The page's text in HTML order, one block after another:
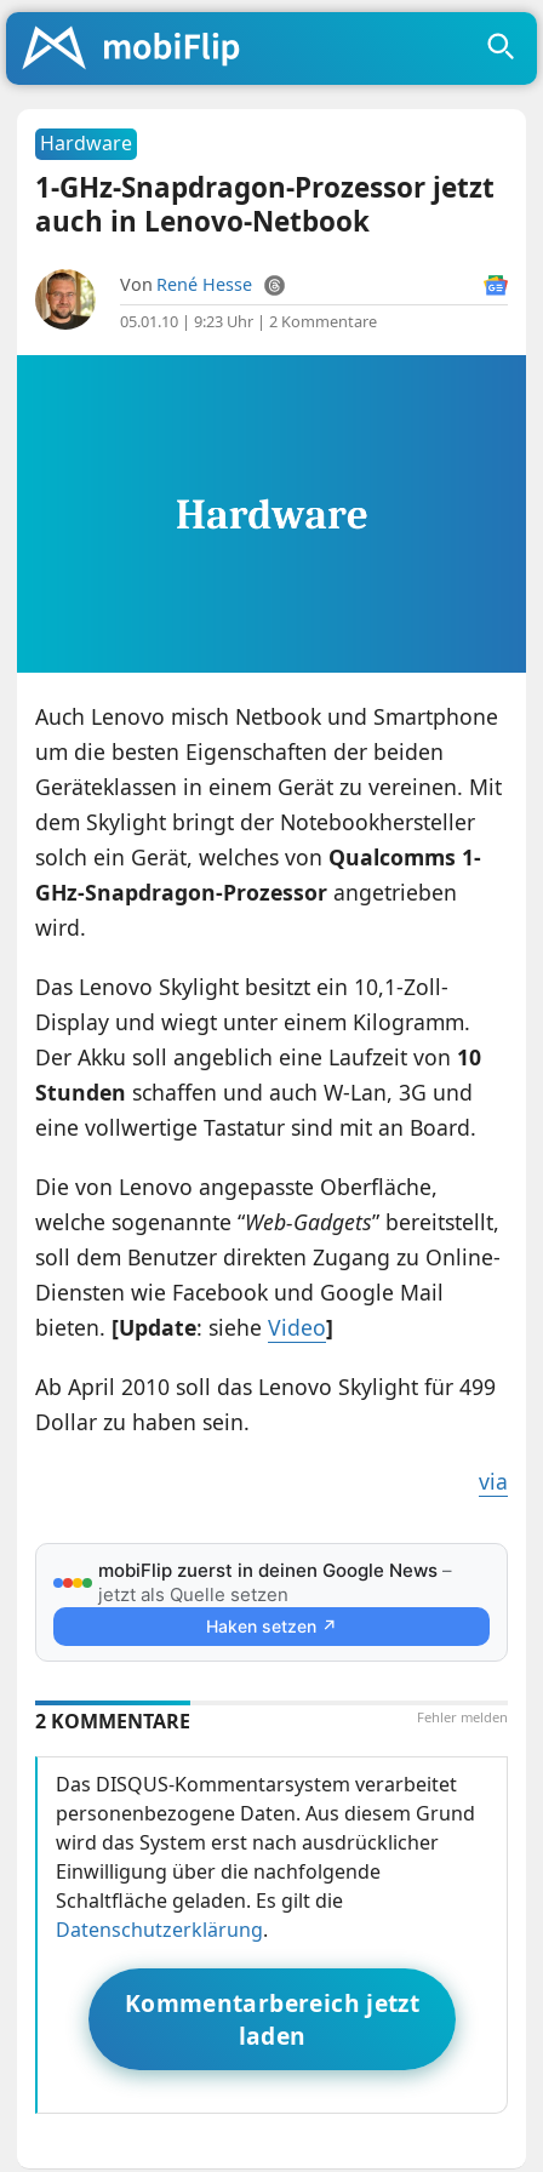
Hardware
1-GHz-Snapdragon-Prozessor jetzt
auch in Lenovo-Netbook
Von René Hesse
05.01.10 | 9:23 Uhr |2 Kommentare
Auch Lenovo misch Netbook und Smartphone
um die besten Eigenschaften der beiden
Geräteklassen in einem Gerät zu vereinen. Mit
dem Skylight bringt der Notebookhersteller
solch ein Gerät, welches von Qualcomms 1-
GHz-Snapdragon-Prozessor angetrieben
wird.
Das Lenovo Skylight besitzt ein 10,1-Zoll-
Display und wiegt unter einem Kilogramm.
Der Akku soll angeblich eine Laufzeit von 10
Stunden schaffen und auch W-Lan, 3G und
eine vollwertige Tastatur sind mit an Board.
Die von Lenovo angepasste Oberfläche,
welche sogenannte “Web-Gadgets” bereitstellt,
soll dem Benutzer direkten Zugang zu Online-
Diensten wie Facebook und Google Mail
bieten. [Update: sieheVideo]
Ab April 2010 soll das Lenovo Skylight für 499
Dollar zu haben sein.
via
mobiFlip zuerst in deinen Google News –
jetzt als Quelle setzen
Haken setzen ↗
Fehler melden
2 KOMMENTARE
Das DISQUS-Kommentarsystem verarbeitet
personenbezogene Daten. Aus diesem Grund
wird das System erst nach ausdrücklicher
Einwilligung über die nachfolgende
Schaltfläche geladen. Es gilt die
Datenschutzerklärung.
Kommentarbereich jetzt
laden